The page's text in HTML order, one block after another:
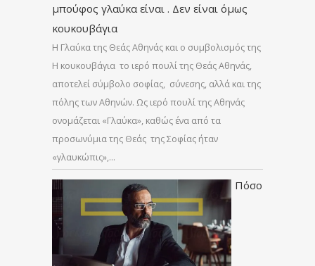
μπούφος γλαύκα είναι . Δεν είναι όμως
κουκουβάγια
Η Γλαύκα της Θεάς Αθηνάς και ο συμβολισμός της
Η κουκουβάγια το ιερό πουλί της Θεάς Αθηνάς,
αποτελεί σύμβολο σοφίας, σύνεσης, αλλά και της
πόλης των Αθηνών. Ως ιερό πουλί της Αθηνάς
ονομάζεται «Γλαύκα», καθώς ένα από τα
προσωνύμια της Θεάς της Σοφίας ήταν
«γλαυκώπις»,…
Πόσο